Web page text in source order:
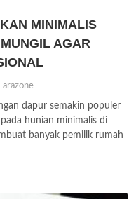
MINIMALIS
AGAR
arazone
dapur semakin populer
hunian minimalis di
banyak pemilik rumah